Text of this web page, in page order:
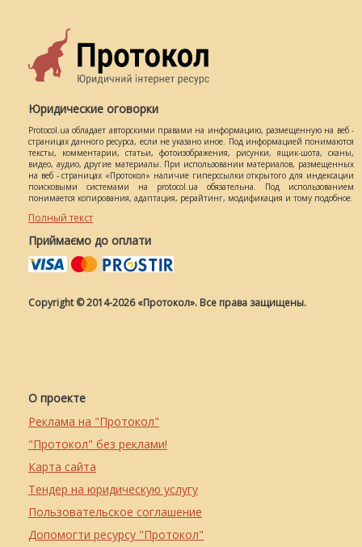
Юридические оговорки
Protocol.ua обладает авторскими правами на информацию, размещенную на веб -
страницах данного ресурса, если не указано иное. Под информацией понимаются
тексты, комментарии, статьи, фотоизображения, рисунки, ящик-шота, сканы,
видео, аудио, другие материалы. При использовании материалов, размещенных
на веб - страницах «Протокол» наличие гиперссылки открытого для индексации
поисковыми системами на protocol.ua обязательна. Под использованием
понимается копирования, адаптация, рерайтинг, модификация и тому подобное.
Полный текст
Приймаємо до оплати
Copyright © 2014-2026 «Протокол». Все права защищены.
О проекте
Реклама на "Протокол"
"Протокол" без реклами!
Карта сайта
Тендер на юридическую услугу
Пользовательское соглашение
Допомогти ресурсу "Протокол"